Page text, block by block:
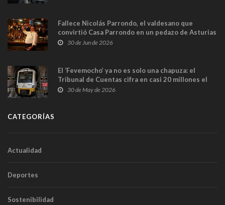
Fallece Nicolás Parrondo, el valdesano que
convirtió Casa Parrondo en un pedazo de Asturias
en Madrid
30 de Jun de 2026
El ‘Fevemocho’ ya no es solo una chapuza: el
Tribunal de Cuentas cifra en casi 20 millones el
sobrecoste de los trenes que no cabían por los
30 de May de 2026
CATEGORÍAS
Actualidad
Deportes
Sostenibilidad